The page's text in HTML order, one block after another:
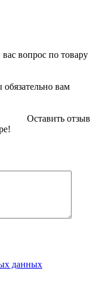
вопрос по товару
вам
Оставить отзыв
данных